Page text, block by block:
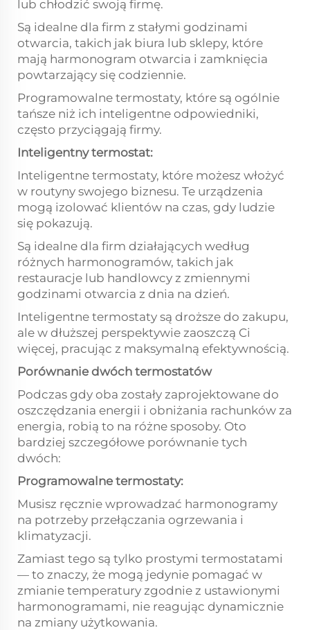
lub chłodzić swoją firmę.
Są idealne dla firm z stałymi godzinami
otwarcia, takich jak biura lub sklepy, które
mają harmonogram otwarcia i zamknięcia
powtarzający się codziennie.
Programowalne termostaty, które są ogólnie
tańsze niż ich inteligentne odpowiedniki,
często przyciągają firmy.
Inteligentny termostat:
Inteligentne termostaty, które możesz włożyć
w routyny swojego biznesu. Te urządzenia
mogą izolować klientów na czas, gdy ludzie
się pokazują.
Są idealne dla firm działających według
różnych harmonogramów, takich jak
restauracje lub handlowcy z zmiennymi
godzinami otwarcia z dnia na dzień.
Inteligentne termostaty są droższe do zakupu,
ale w dłuższej perspektywie zaoszczą Ci
więcej, pracując z maksymalną efektywnością.
Porównanie dwóch termostatów
Podczas gdy oba zostały zaprojektowane do
oszczędzania energii i obniżania rachunków za
energia, robią to na różne sposoby. Oto
bardziej szczegółowe porównanie tych
dwóch:
Programowalne termostaty:
Musisz ręcznie wprowadzać harmonogramy
na potrzeby przełączania ogrzewania i
klimatyzacji.
Zamiast tego są tylko prostymi termostatami
— to znaczy, że mogą jedynie pomagać w
zmianie temperatury zgodnie z ustawionymi
harmonogramami, nie reagując dynamicznie
na zmiany użytkowania.